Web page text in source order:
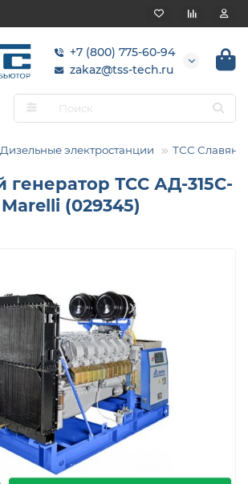
+7 (800) 775-60-94
zakaz@tss-tech.ru
Дизельные электростанции ТСС
генератор ТСС АД-315С-
(029345)